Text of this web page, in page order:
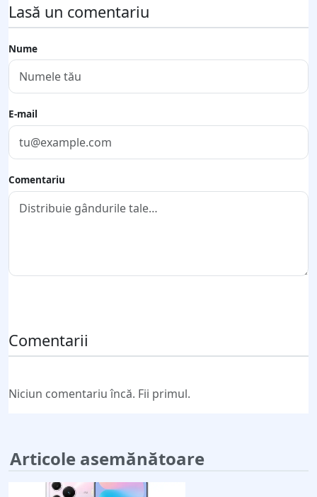
Lasă un comentariu
Nume
E-mail
Comentariu
Comentarii
Niciun comentariu încă. Fii primul.
Articole asemănătoare